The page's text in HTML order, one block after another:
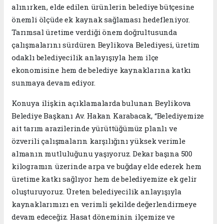
alınırken, elde edilen ürünlerin belediye bütçesine
önemli ölçüde ek kaynak sağlaması hedefleniyor.
Tarımsal üretime verdiği önem doğrultusunda
çalışmalarını sürdüren Beylikova Belediyesi, üretim
odaklı belediyecilik anlayışıyla hem ilçe
ekonomisine hem de belediye kaynaklarına katkı
sunmaya devam ediyor.
Konuya ilişkin açıklamalarda bulunan Beylikova
Belediye Başkanı Av. Hakan Karabacak, “Belediyemize
ait tarım arazilerinde yürüttüğümüz planlı ve
özverili çalışmaların karşılığını yüksek verimle
almanın mutluluğunu yaşıyoruz. Dekar başına 500
kilogramın üzerinde arpa ve buğday elde ederek hem
üretime katkı sağlıyor hem de belediyemize ek gelir
oluşturuyoruz. Üreten belediyecilik anlayışıyla
kaynaklarımızı en verimli şekilde değerlendirmeye
devam edeceğiz. Hasat döneminin ilçemize ve